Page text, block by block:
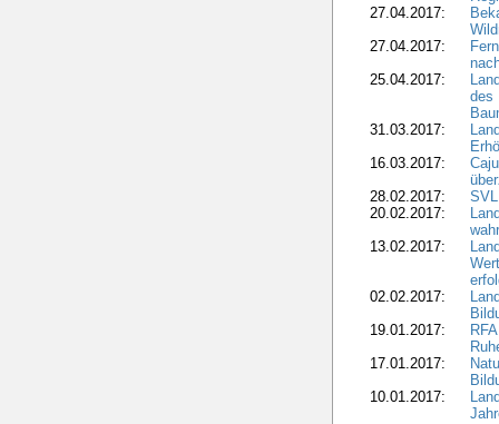
27.04.2017:
27.04.2017:
25.04.2017:
des
31.03.2017:
16.03.2017:
28.02.2017:
20.02.2017:
13.02.2017:
02.02.2017:
19.01.2017:
17.01.2017:
10.01.2017: